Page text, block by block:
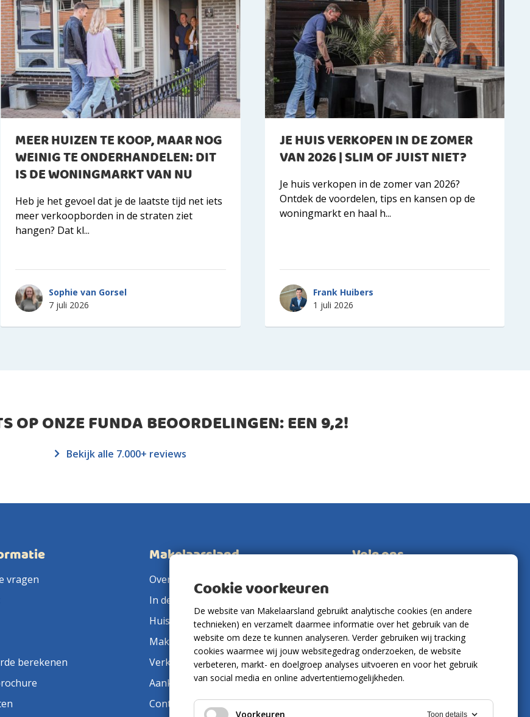
MEER HUIZEN TE KOOP, MAAR NOG
WEINIG TE ONDERHANDELEN: DIT
IS DE WONINGMARKT VAN NU
Heb je het gevoel dat je de laatste tijd net iets
meer verkoopborden in de straten ziet
hangen? Dat kl...
Sophie van Gorsel
7 juli 2026
JE HUIS VERKOPEN IN DE ZOMER
VAN 2026 | SLIM OF JUIST NIET?
Je huis verkopen in de zomer van 2026?
Ontdek de voordelen, tips en kansen op de
woningmarkt en haal h...
Frank Huibers
1 juli 2026
OP ONZE FUNDA BEOORDELINGEN: EEN9,2!
Bekijk alle 7.000+ reviews
vragen
berekenen
Makelaarsland
Over ons
In de pers
Huis verkopen
Makelaar in de buurt
Verkoopmakelaar
Aankoopmakelaar
Contact
Volg ons
Cookie voorkeuren
De website van Makelaarsland gebruikt analytische cookies (en andere
technieken) en verzamelt daarmee informatie over het gebruik van de
website om deze te kunnen analyseren. Verder gebruiken wij tracking
cookies waarmee wij jouw websitegedrag onderzoeken, de website
verbeteren, markt- en doelgroep analyses uitvoeren en voor het gebruik
van social media en online advertentiemogelijkheden.
Voorkeuren Toon details